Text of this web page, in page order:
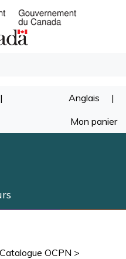
Recherche
| Anglais |
Mon panier
Catalogue OCPN >